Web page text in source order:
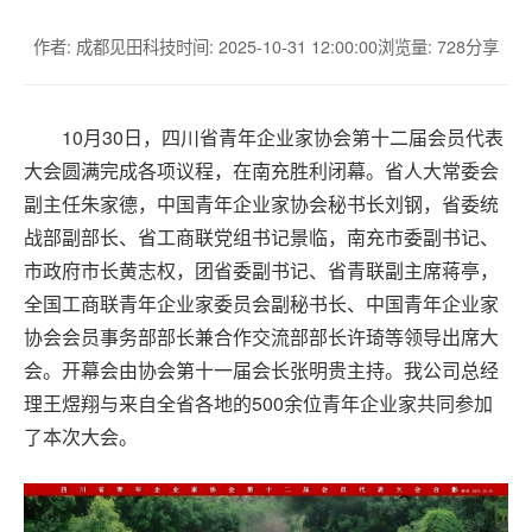
作者: 成都见田科技时间: 2025-10-31 12:00:00浏览量: 728分享
10月30日，四川省青年企业家协会第十二届会员代表
大会圆满完成各项议程，在南充胜利闭幕。省人大常委会
副主任朱家德，中国青年企业家协会秘书长刘钢，省委统
战部副部长、省工商联党组书记景临，南充市委副书记、
市政府市长黄志权，团省委副书记、省青联副主席蒋亭，
全国工商联青年企业家委员会副秘书长、中国青年企业家
协会会员事务部部长兼合作交流部部长许琦等领导出席大
会。开幕会由协会第十一届会长张明贵主持。我公司总经
理王煜翔与来自全省各地的500余位青年企业家共同参加
了本次大会。